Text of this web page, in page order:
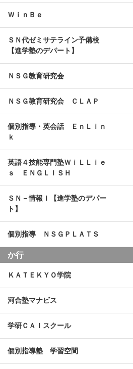
ＷｉｎＢｅ
ＳＮ代ゼミサテライン予備校
【進学塾のデパート】
ＮＳＧ教育研究会
ＮＳＧ教育研究会 ＣＬＡＰ
個別指導・英会話 ＥｎＬｉｎ
ｋ
英語４技能専門塾ＷｉＬＬｉｅ
ｓ ＥＮＧＬＩＳＨ
ＳＮ－情報Ｉ【進学塾のデパー
ト】
個別指導 ＮＳＧＰＬＡＴＳ
か行
ＫＡＴＥＫＹＯ学院
河合塾マナビス
学研ＣＡＩスクール
個別指導塾 学習空間